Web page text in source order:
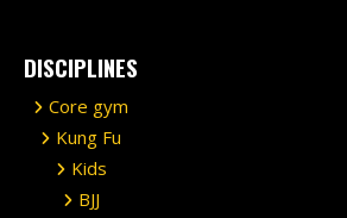
DISCIPLINES
Core gym
Kung Fu
Kids
BJJ